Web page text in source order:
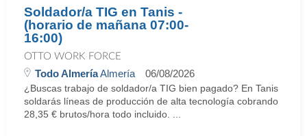
Soldador/a TIG en Tanis -
(horario de mañana 07:00-
16:00)
OTTO WORK FORCE
Todo AlmeríaAlmería 06/08/2026
¿Buscas trabajo de soldador/a TIG bien pagado? En Tanis
soldarás líneas de producción de alta tecnología cobrando
28,35 € brutos/hora todo incluido. ...